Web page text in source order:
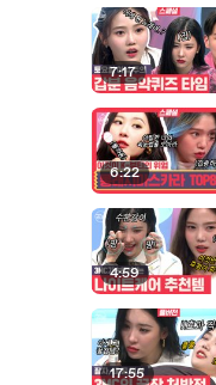
7:17
6:22
4:59
17:55